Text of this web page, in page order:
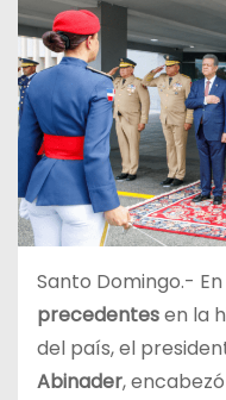
Santo Domingo.- En
precedentesen la
del país, el
Abinader,